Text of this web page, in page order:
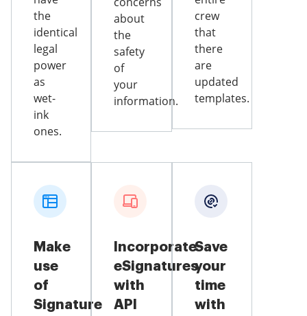
the
identical
legal
power
as
wet-
ink
ones.
about
the
safety
of
your
information.
crew
that
there
are
updated
templates.
Make
use
of
Signature
Incorporate
eSignatures
with
API
Save
your
time
with